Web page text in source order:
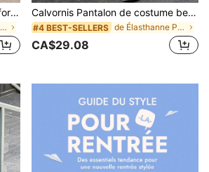
Calvornis Pantalon de costume formel pour hommes de couleur unie avec poches obliques, ceinture non incluse, style Old Money, cérémonie
de Noir Pantalon de costume pour homme
Calvornis Pantalon de costume beige pour hommes, pantalon droit vintage ample décontracté polyvalent
#4 BEST-SELLERS de Élasthanne Pantalon de costume pour homme
CA$29.08